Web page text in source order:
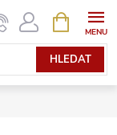
HLEDAT
NÁKUPNÍ
KOŠÍK